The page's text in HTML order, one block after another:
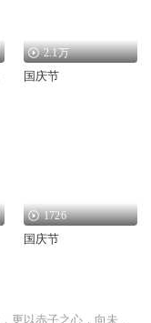
2.1万
国庆节
1726
国庆节